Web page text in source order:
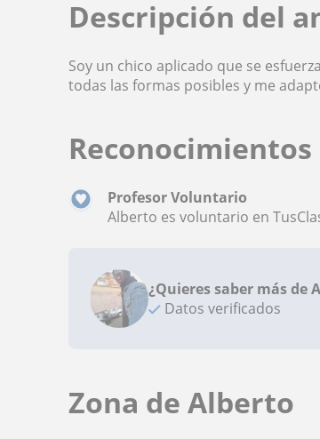
Descripción del
Soy un chico aplicado que se
todas las formas posibles y me
Reconocimientos
Profesor Voluntario
Alberto es voluntario en
¿Quieres saber más de
Datos verificados
Zona de Alberto